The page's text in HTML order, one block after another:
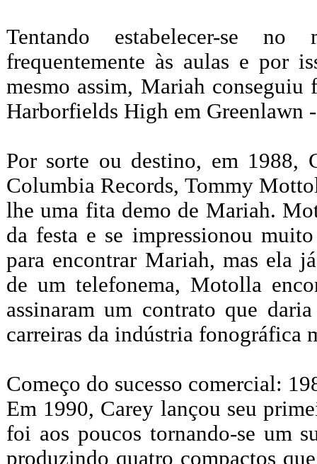
Tentando estabelecer-se
frequentemente às aulas e por
mesmo assim, Mariah
Harborfields High em Greenlawn
Por sorte ou destino, em 1988,
Columbia Records, Tommy
lhe uma fita demo de Mariah.
da festa e se impressionou
para encontrar Mariah, mas ela
de um telefonema, Motolla
assinaram um contrato que
carreiras da indústria fonográfica
Começo do sucesso comercial:
Em 1990, Carey lançou seu
foi aos poucos tornando-se um
produzindo quatro compactos